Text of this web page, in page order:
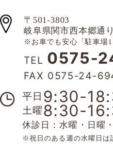
〒501-3803
岐阜県関市西本郷通
※お車でも安心「駐車場
TEL 0575-
FAX 0575-24-
平日 9:30-
土曜 8:30-
休診日：水曜・日曜
※祝日のある週の水曜日は